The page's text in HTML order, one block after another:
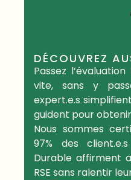
DÉCOUVREZ
Passez l’évaluation
vite, sans y
expert.e.s
guident pour
Nous sommes
97% desclient.e.s
Durable affirment
RSE sans ralentir